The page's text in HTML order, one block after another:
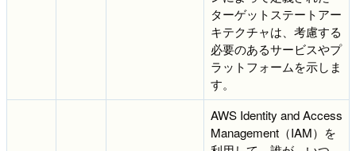
ターゲットステートアー
キテクチャは、考慮する
必要のあるサービスやプ
ラットフォームを示しま
す。
AWS Identity and Access
Management（IAM）を